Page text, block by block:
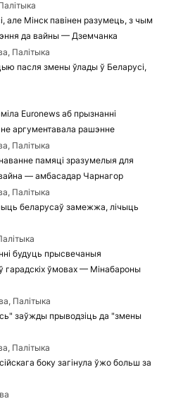
але Мінск павінен разумець, з чым
да вайны — Дземчанка
Палітыка
пасля змены ўлады ў Беларусі,
Euronews аб прызнанні
не аргументавала рашэнне
Палітыка
памяці зразумелыя для
— амбасадар Чарнагор
Палітыка
беларусаў замежжа, лічыць
будуць прысвечаныя
ўмовах — Мінабароны
Палітыка
заўжды прыводзіць да "змены
Палітыка
боку загінула ўжо больш за